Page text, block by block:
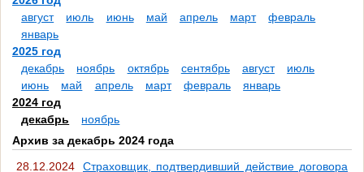
август
июль июнь май апрель март
февраль
январь
2025 год
декабрь
ноябрь октябрь сентябрь август
июль
июнь
май апрель март февраль
январь
2024 год
декабрь
ноябрь
Архив за декабрь 2024 года
28.12.2024
Страховщик, подтвердивший действие договора